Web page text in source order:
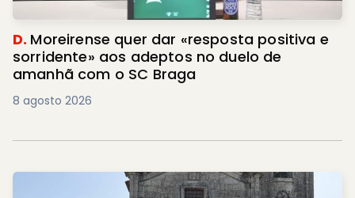
D. Moreirense quer dar «resposta positiva e
sorridente» aos adeptos no duelo de
amanhã com o SC Braga
8 agosto 2026